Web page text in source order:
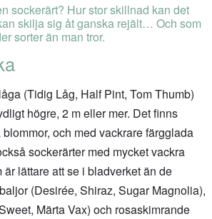
sockerärt? Hur stor skillnad kan det
skilja sig åt ganska rejält… Och som
sorter än man tror.
(Tidig Låg, Half Pint, Tom Thumb)
högre, 2 m eller mer. Det finns
och med vackrare färgglada
sockerärter med mycket vackra
lättare att se i bladverket än de
(Desirée, Shiraz, Sugar Magnolia),
Märta Vax) och rosaskimrande